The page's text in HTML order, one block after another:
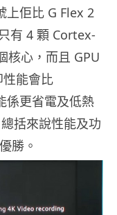
上佢比 G Flex 2
有 4 顆 Cortex-
核心，而且 GPU
能會比
係更省電及低熱
總括來說性能及功
勝。